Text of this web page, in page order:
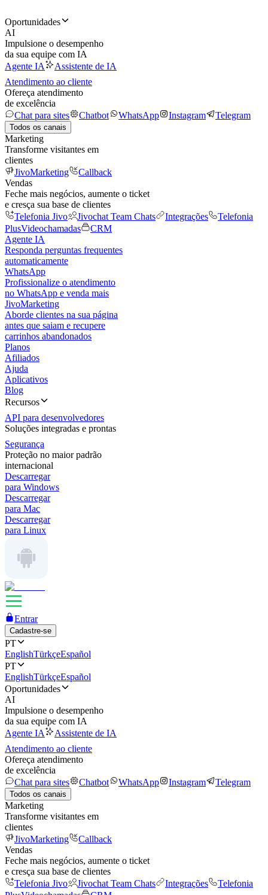
Oportunidades
AI
Impulsione o desempenho
da sua equipe com IA
Agente IA
Assistente de IA
Atendimento ao cliente
Ofereça atendimento
de excelência
Chat para sites
Chatbot WhatsApp Instagram Telegram
Todos os canais
Marketing
Transforme visitantes em
clientes
JivoMarketing
Callback
Vendas
Feche mais negócios, aumente o ticket
e cresça sua base de clientes
Telefonia Jivo
Jivochat Team Chats Integrações
Telefonia
PlusVideochamadas
CRM
Agente IA
Responda perguntas frequentes
automaticamente
WhatsApp
Profissionalize o atendimento
no WhatsApp e venda mais
JivoMarketing
Aborde clientes na sua página
antes que saiam e recupere
carrinhos abandonados
Planos
Afiliados
Ajuda
Aplicativos
Blog
Recursos
API para desenvolvedores
Soluções integradas e prontas
Segurança
Proteção no maior padrão
internacional
Descarregar
para Windows
Descarregar
para Mac
Descarregar
para Linux
Entrar
Cadastre-se
PT
EnglishTürkçeEspañol
PT
EnglishTürkçeEspañol
Oportunidades
AI
Impulsione o desempenho
da sua equipe com IA
Agente IA
Assistente de IA
Atendimento ao cliente
Ofereça atendimento
de excelência
Chat para sites
Chatbot WhatsApp Instagram Telegram
Todos os canais
Marketing
Transforme visitantes em
clientes
JivoMarketing
Callback
Vendas
Feche mais negócios, aumente o ticket
e cresça sua base de clientes
Telefonia Jivo
Jivochat Team Chats Integrações
Telefonia